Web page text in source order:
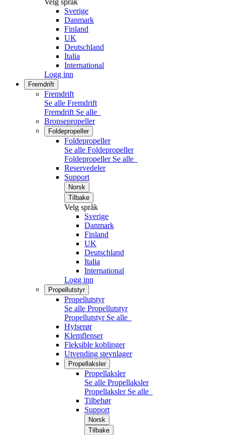
Velg språk
Sverige
Danmark
Finland
UK
Deutschland
Italia
International
Logg inn
Fremdrift
Fremdrift
Se alle Fremdrift
Fremdrift Se alle
Bronsepropeller
Foldepropeller
Foldepropeller
Se alle Foldepropeller
Foldepropeller Se alle
Reservedeler
Support
Norsk
Tilbake
Velg språk
Sverige
Danmark
Finland
UK
Deutschland
Italia
International
Logg inn
Propellutstyr
Propellutstyr
Se alle Propellutstyr
Propellutstyr Se alle
Hylserør
Klemflenser
Fleksible koblinger
Utvending stevnlager
Propellaksler
Propellaksler
Se alle Propellaksler
Propellaksler Se alle
Tilbehør
Support
Norsk
Tilbake